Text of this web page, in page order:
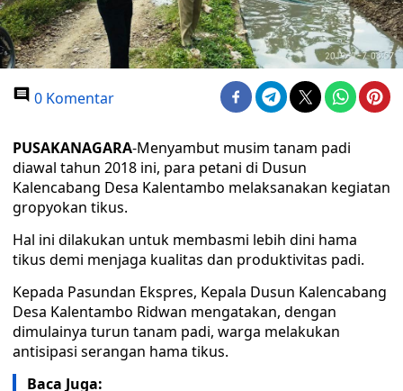
0 Komentar
PUSAKANAGARA-Menyambut musim tanam padi
diawal tahun 2018 ini, para petani di Dusun
Kalencabang Desa Kalentambo melaksanakan kegiatan
gropyokan tikus.
Hal ini dilakukan untuk membasmi lebih dini hama
tikus demi menjaga kualitas dan produktivitas padi.
Kepada Pasundan Ekspres, Kepala Dusun Kalencabang
Desa Kalentambo Ridwan mengatakan, dengan
dimulainya turun tanam padi, warga melakukan
antisipasi serangan hama tikus.
Baca Juga: